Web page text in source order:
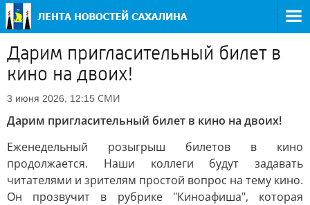
Дарим пригласительный билет в
кино на двоих!
3 июня 2026, 12:15 СМИ
Дарим пригласительный билет в кино на двоих!
Еженедельный розыгрыш билетов в кино
продолжается. Наши коллеги будут задавать
читателями и зрителям простой вопрос на тему кино.
Он прозвучит в рубрике "Киноафиша", которая